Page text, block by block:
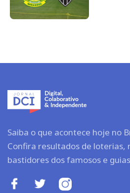
Saiba o que acontece hoje no
Confira resultados de loterias,
bastidores dos famosos e